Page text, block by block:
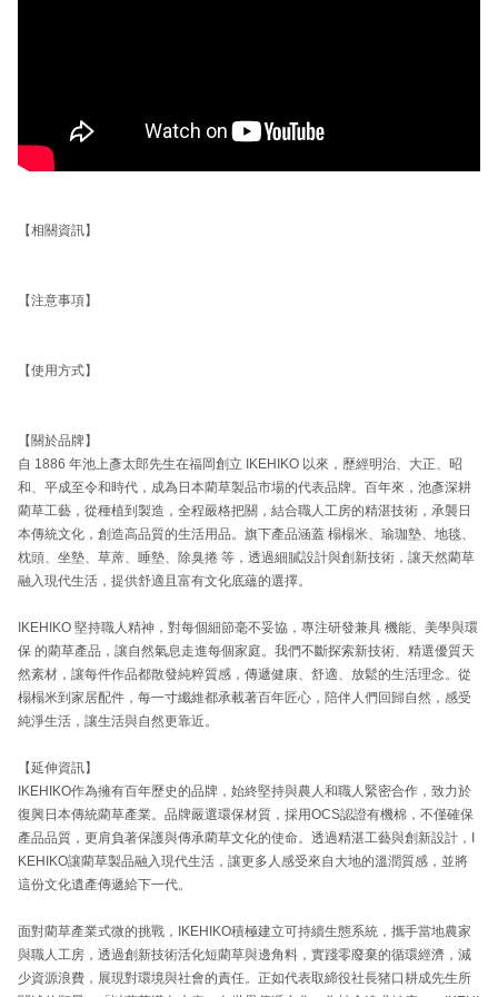
【相關資訊】
【注意事項】
【使用方式】
【關於品牌】
自 1886 年池上彥太郎先生在福岡創立 IKEHIKO 以來，歷經明治、大正、昭
和、平成至令和時代，成為日本藺草製品市場的代表品牌。百年來，池彥深耕
藺草工藝，從種植到製造，全程嚴格把關，結合職人工房的精湛技術，承襲日
本傳統文化，創造高品質的生活用品。旗下產品涵蓋 榻榻米、瑜珈墊、地毯、
枕頭、坐墊、草蓆、睡墊、除臭捲 等，透過細膩設計與創新技術，讓天然藺草
融入現代生活，提供舒適且富有文化底蘊的選擇。
IKEHIKO 堅持職人精神，對每個細節毫不妥協，專注研發兼具 機能、美學與環
保 的藺草產品，讓自然氣息走進每個家庭。我們不斷探索新技術、精選優質天
然素材，讓每件作品都散發純粹質感，傳遞健康、舒適、放鬆的生活理念。從
榻榻米到家居配件，每一寸纖維都承載著百年匠心，陪伴人們回歸自然，感受
純淨生活，讓生活與自然更靠近。
【延伸資訊】
IKEHIKO作為擁有百年歷史的品牌，始終堅持與農人和職人緊密合作，致力於
復興日本傳統藺草產業。品牌嚴選環保材質，採用OCS認證有機棉，不僅確保
產品品質，更肩負著保護與傳承藺草文化的使命。透過精湛工藝與創新設計，I
KEHIKO讓藺草製品融入現代生活，讓更多人感受來自大地的溫潤質感，並將
這份文化遺產傳遞給下一代。
面對藺草產業式微的挑戰，IKEHIKO積極建立可持續生態系統，攜手當地農家
與職人工房，透過創新技術活化短藺草與邊角料，實踐零廢棄的循環經濟，減
少資源浪費，展現對環境與社會的責任。正如代表取締役社長猪口耕成先生所